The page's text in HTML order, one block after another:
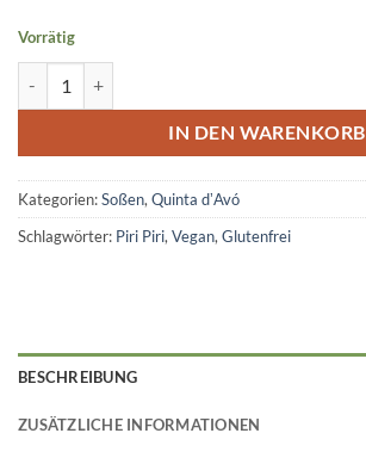
Vorrätig
IN DEN WARENKORB
Kategorien:Soßen,Quinta dʼAvó
Schlagwörter: Piri Piri,Vegan,Glutenfrei
BESCHREIBUNG
ZUSÄTZLICHE INFORMATIONEN